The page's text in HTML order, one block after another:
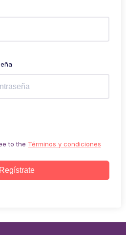
to the Términos y condiciones
Regístrate